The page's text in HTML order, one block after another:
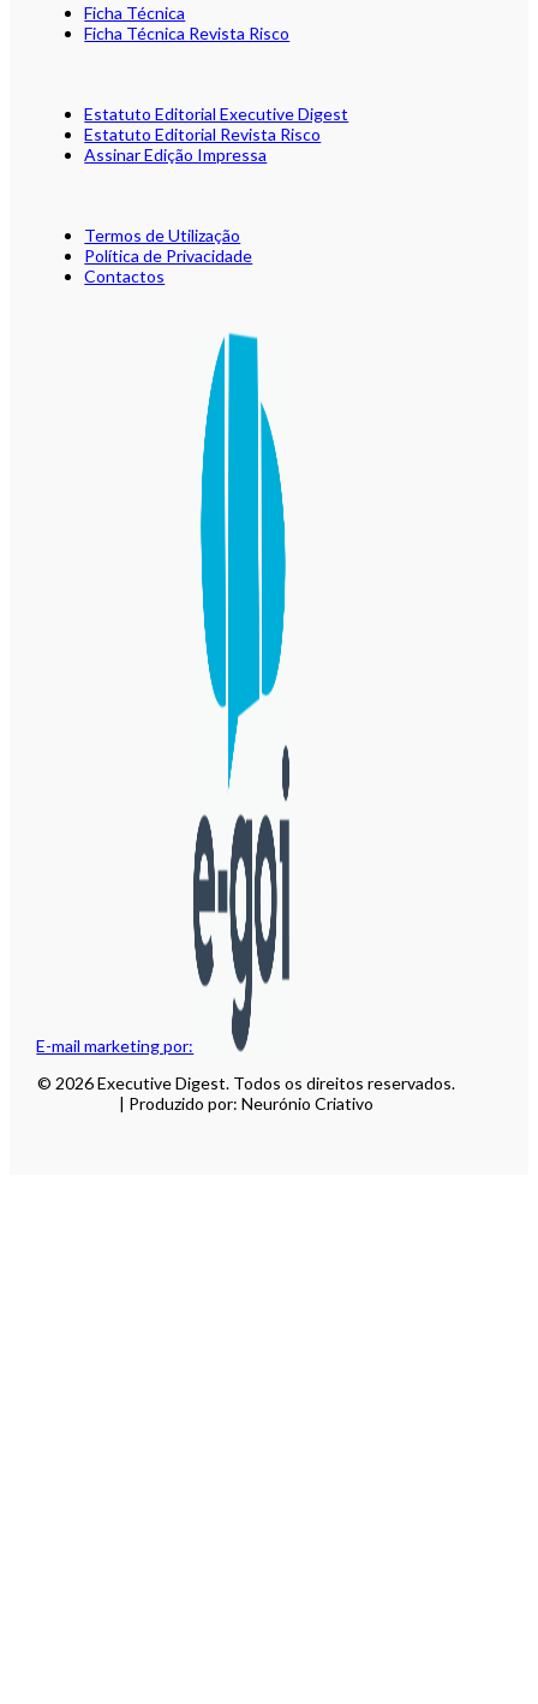
E-mail marketing por:
Ficha Técnica
Ficha Técnica Revista Risco
Estatuto Editorial Executive Digest
Estatuto Editorial Revista Risco
Assinar Edição Impressa
Termos de Utilização
Política de Privacidade
Contactos
© 2026 Executive Digest. Todos os direitos reservados.
| Produzido por: Neurónio Criativo